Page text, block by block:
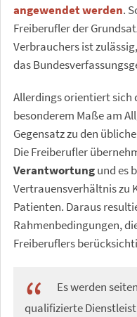
angewendet werden.
Freiberufler der
Verbrauchers ist
das
Allerdings orientiert sich
besonderem Maße am
Gegensatz zu den
Die Freiberufler
Verantwortungund es
Vertrauensverhältnis zu
Patienten. Daraus
Rahmenbedingungen,
Freiberuflers
Es werden
qualifizierte